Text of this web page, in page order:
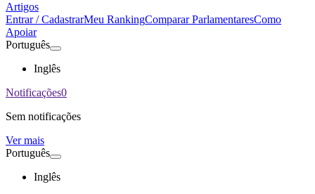
Artigos
Entrar / CadastrarMeu RankingComparar ParlamentaresComo
Apoiar
Português
Inglês
Notificações0
Sem notificações
Ver mais
Português
Inglês